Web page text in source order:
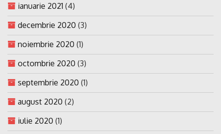
ianuarie 2021 (4)
decembrie 2020 (3)
noiembrie 2020 (1)
octombrie 2020 (3)
septembrie 2020 (1)
august 2020 (2)
iulie 2020 (1)